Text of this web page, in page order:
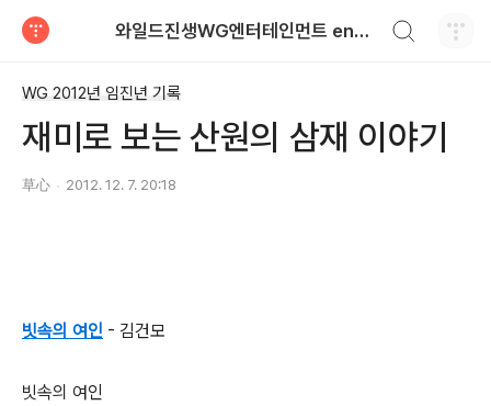
와일드진생WG엔터테인먼트 entertainment
WG 2012년 임진년 기록
재미로 보는 산원의 삼재 이야기
草心 2012. 12. 7. 20:18
빗속의 여인 - 김건모
빗속의 여인